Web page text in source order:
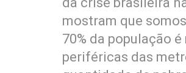
mostram que
70% da população
periféricas das